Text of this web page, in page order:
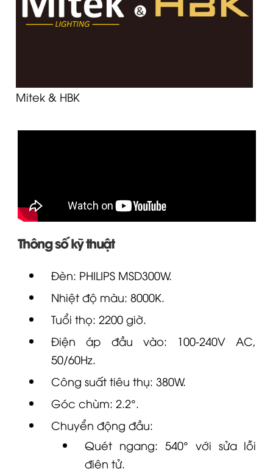
Mitek & HBK
Thông số kỹ thuật
Đèn: PHILIPSMSD300W.
Nhiệt độ màu: 8000K.
Tuổi thọ: 2200 giờ.
Điện áp đầu vào: 100-240V AC,
50/60Hz.
Công suất tiêu thụ: 380W.
Góc chùm: 2.2°.
Chuyển động đầu:
Quét ngang: 540° với sửa lỗi
điện tử.